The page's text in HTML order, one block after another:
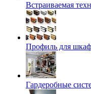
Встраиваемая
Профиль для
Гардеробные